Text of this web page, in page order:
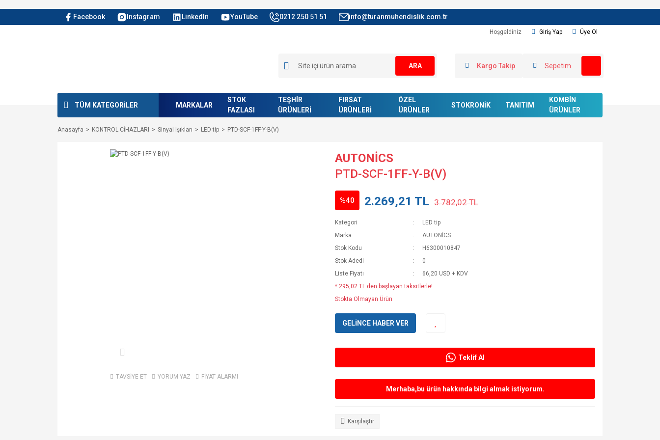
Facebook Instagram LinkedIn YouTube 0212 250 51 51 info@turanmuhendislik.com.tr
Hoşgeldiniz Giriş Yap Üye Ol
ARA Kargo Takip Sepetim
TÜM KATEGORİLER MARKALAR
STOK
FAZLASI
TEŞHİR
ÜRÜNLERİ
FIRSAT
ÜRÜNLERİ
ÖZEL
ÜRÜNLER
STOKRONİK TANITIM
KOMBİN
ÜRÜNLER
Anasayfa KONTROL CİHAZLARI Sinyal Işıkları LED tip PTD-SCF-1FF-Y-B(V)
TAVSİYE ET YORUM YAZ FİYAT ALARMI
AUTONİCS
PTD-SCF-1FF-Y-B(V)
%40 2.269,21 TL 3.782,02 TL
Kategori
LED tip
Marka
AUTONİCS
Stok Kodu
H6300010847
Stok Adedi
0
Liste Fiyatı
66,20 USD + KDV
* 295,02 TL den başlayan taksitlerle!
Stokta Olmayan Ürün
GELİNCE HABER VER
Teklif Al
Merhaba,bu ürün hakkında bilgi almak istiyorum.
Karşılaştır